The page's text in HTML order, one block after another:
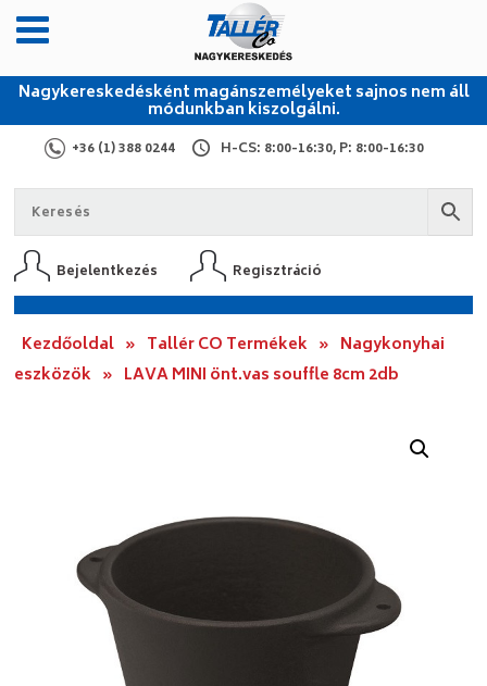
Nagykereskedésként magánszemélyeket sajnos nem áll
módunkban kiszolgálni.
+36 (1) 388 0244 H-CS: 8:00-16:30, P: 8:00-16:30
Bejelentkezés Regisztráció
Kezdőoldal » Tallér CO Termékek » Nagykonyhai
eszközök » LAVA MINI önt.vas souffle 8cm 2db